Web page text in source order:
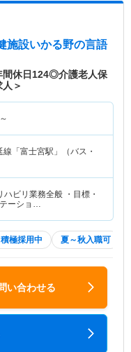
施設いかる野の言語
間休日124◎介護老人保
＞
線「富士宮駅」（バス・
ビリ業務全般 ・目標・
ーショ…
積極採用中 夏～秋入職可
い合わせる